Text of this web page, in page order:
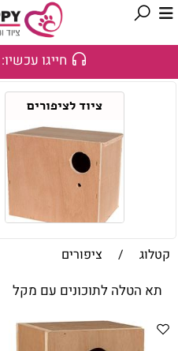
חייגו עכשיו:
ציוד לציפורים
קטלוג / ציפורים
תא הטלה לתוכונים עם מקל